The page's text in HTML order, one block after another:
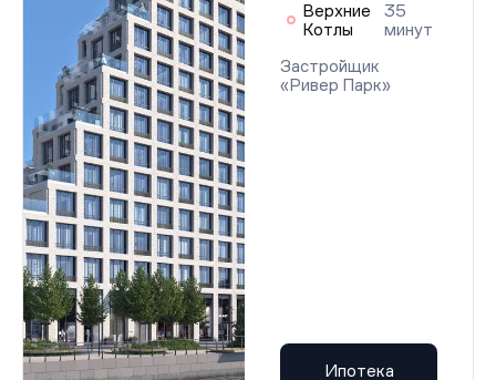
Верхние
Котлы
35
минут
Застройщик
«Ривер Парк»
Ипотека